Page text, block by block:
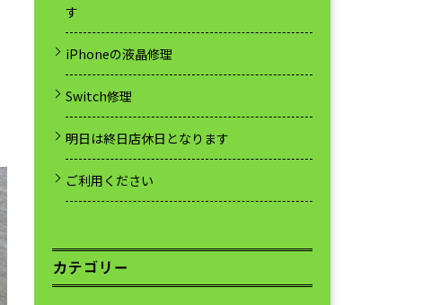
す
iPhoneの液晶修理
Switch修理
明日は終日店休日となります
ご利用ください
カテゴリー